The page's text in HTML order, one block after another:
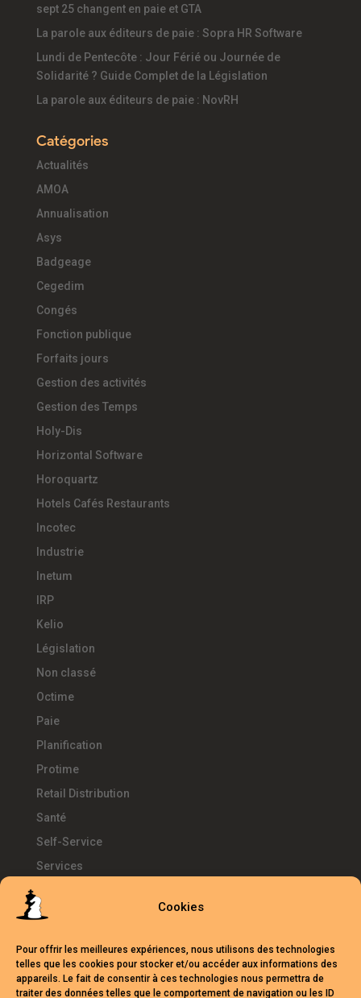
Cookies
Pour offrir les meilleures expériences, nous utilisons des technologies
telles que les cookies pour stocker et/ou accéder aux informations des
appareils. Le fait de consentir à ces technologies nous permettra de
traiter des données telles que le comportement de navigation ou les ID
sept 25 changent en paie et GTA
La parole aux éditeurs de paie : Sopra HR Software
Lundi de Pentecôte : Jour Férié ou Journée de
Solidarité ? Guide Complet de la Législation
La parole aux éditeurs de paie : NovRH
Catégories
Actualités
AMOA
Annualisation
Asys
Badgeage
Cegedim
Congés
Fonction publique
Forfaits jours
Gestion des activités
Gestion des Temps
Holy-Dis
Horizontal Software
Horoquartz
Hotels Cafés Restaurants
Incotec
Industrie
Inetum
IRP
Kelio
Législation
Non classé
Octime
Paie
Planification
Protime
Retail Distribution
Santé
Self-Service
Services
Télétravail
Temps d'Avance
UKG